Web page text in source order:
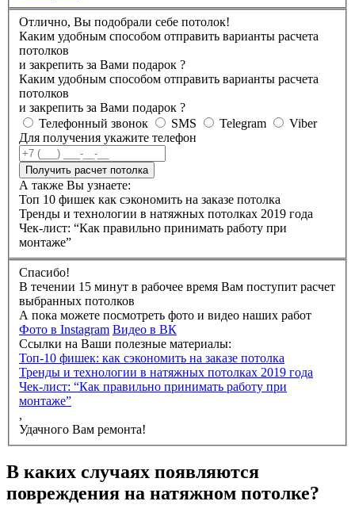
Отлично, Вы подобрали себе потолок!
Каким удобным способом отправить варианты расчета
потолков
и закрепить за Вами подарок ?
Каким удобным способом отправить варианты расчета
потолков
и закрепить за Вами подарок ?
Телефонный звонок
SMS Telegram
Viber
Для получения укажите телефон
Получить расчет потолка
А также Вы узнаете:
Топ 10 фишек как сэкономить на заказе потолка
Тренды и технологии в натяжных потолках 2019 года
Чек-лист: “Как правильно принимать работу при
монтаже”
Спасибо!
В течении 15 минут в рабочее время Вам поступит расчет
выбранных потолков
А пока можете посмотреть фото и видео наших работ
Фото в Instagram Видео в ВК
Ссылки на Ваши полезные материалы:
Топ-10 фишек: как сэкономить на заказе потолка
Тренды и технологии в натяжных потолках 2019 года
Чек-лист: “Как правильно принимать работу при
монтаже”
,
Удачного Вам ремонта!
В каких случаях появляются
повреждения на натяжном потолке?